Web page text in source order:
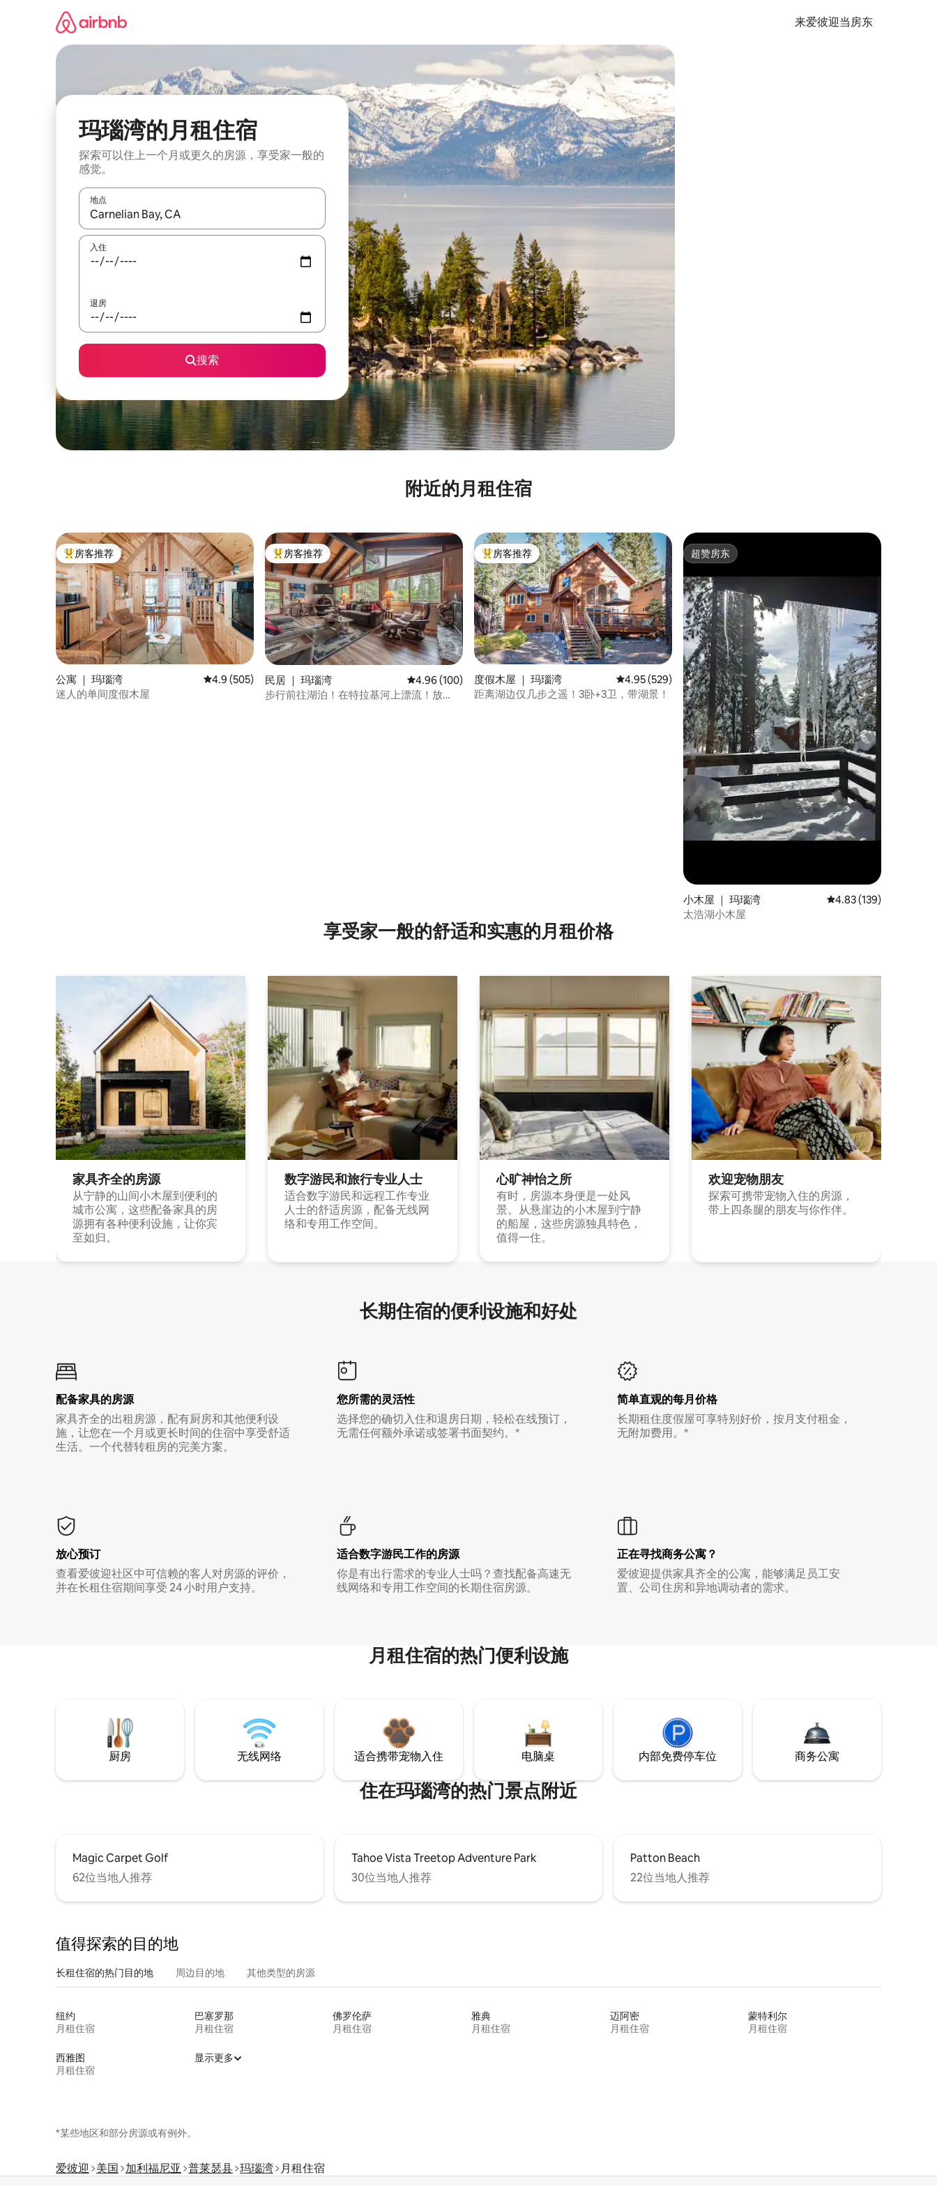
来爱彼迎当房东
玛瑙湾的月租住宿
探索可以住上一个月或更久的房源，享受家一般的
感觉。
地点
如有搜索结果，请使用上下方向键查看，或通过点击或滑动手势浏览。
入住
退房
搜索
附近的月租住宿
热门「房客推荐」
房客推荐
公寓 ｜ 玛瑙湾 平均评分 4.9 分（满分 5 分），共 505 条评价
4.9 (505)
迷人的单间度假木屋
热门「房客推荐」
房客推荐
民居 ｜ 玛瑙湾 平均评分 4.96 分（满分 5 分），共 100 条评价
4.96 (100)
步行前往湖泊！在特拉基河上漂流！放
热门「房客推荐」
房客推荐
度假木屋 ｜ 玛瑙湾 平均评分 4.95 分（满分 5 分），共 529 条评价
4.95 (529)
距离湖边仅几步之遥！3卧+3卫，带湖景！
超赞房东
超赞房东
小木屋 ｜ 玛瑙湾 平均评分 4.83 分（满
4.83 (139)
太浩湖小木屋
享受家一般的舒适和实惠的月租价格
家具齐全的房源
从宁静的山间小木屋到便利的
城市公寓，这些配备家具的房
源拥有各种便利设施，让你宾
至如归。
数字游民和旅行专业人士
适合数字游民和远程工作专业
人士的舒适房源，配备无线网
络和专用工作空间。
心旷神怡之所
有时，房源本身便是一处风
景。从悬崖边的小木屋到宁静
的船屋，这些房源独具特色，
值得一住。
欢迎宠物朋友
探索可携带宠物入住的房源，
带上四条腿的朋友与你作伴。
长期住宿的便利设施和好处
配备家具的房源
家具齐全的出租房源，配有厨房和其他便利设
施，让您在一个月或更长时间的住宿中享受舒适
生活。一个代替转租房的完美方案。
您所需的灵活性
选择您的确切入住和退房日期，轻松在线预订，
无需任何额外承诺或签署书面契约。*
简单直观的每月价格
长期租住度假屋可享特别好价，按月支付租金，
无附加费用。*
放心预订
查看爱彼迎社区中可信赖的客人对房源的评价，
并在长租住宿期间享受 24 小时用户支持。
适合数字游民工作的房源
你是有出行需求的专业人士吗？查找配备高速无
线网络和专用工作空间的长期住宿房源。
正在寻找商务公寓？
爱彼迎提供家具齐全的公寓，能够满足员工安
置、公司住房和异地调动者的需求。
月租住宿的热门便利设施
厨房 无线网络 适合携带宠物入住 电脑桌 内部免费停车位 商务公寓
住在玛瑙湾的热门景点附近
Magic Carpet Golf
62位当地人推荐
Tahoe Vista Treetop Adventure Park
30位当地人推荐
Patton Beach
22位当地人推荐
值得探索的目的地
长租住宿的热门目的地 周边目的地 其他类型的房源
纽约
月租住宿
巴塞罗那
月租住宿
佛罗伦萨
月租住宿
雅典
月租住宿
迈阿密
月租住宿
蒙特利尔
月租住宿
西雅图
月租住宿
显示更多
*某些地区和部分房源或有例外。
爱彼迎 美国 加利福尼亚 普莱瑟县 玛瑙湾 月租住宿